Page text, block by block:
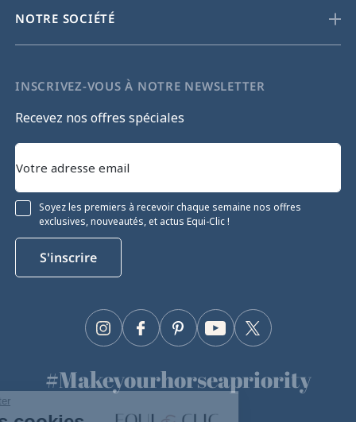
NOTRE SOCIÉTÉ
INSCRIVEZ-VOUS À NOTRE NEWSLETTER
Recevez nos offres spéciales
Soyez les premiers à recevoir chaque semaine nos offres
exclusives, nouveautés, et actus Equi-Clic !
S'inscrire
Facebook Twitter
YouTube
Pinterest
Instagram
#Makeyourhorseapriority
🫶